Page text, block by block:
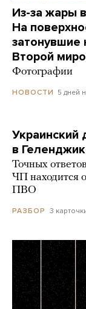
Из-за жары
На
затонувшие
Второй
Фотографии
НОВОСТИ 5 дней
Украинский
в
Точных
ЧП находится
ПВО
РАЗБОР 3